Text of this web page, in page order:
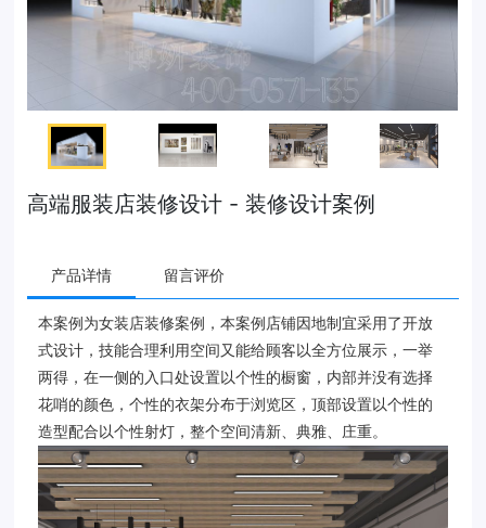
高端服装店装修设计 - 装修设计案例
产品详情 留言评价
本案例为女装店装修案例，本案例店铺因地制宜采用了开放
式设计，技能合理利用空间又能给顾客以全方位展示，一举
两得，在一侧的入口处设置以个性的橱窗，内部并没有选择
花哨的颜色，个性的衣架分布于浏览区，顶部设置以个性的
造型配合以个性射灯，整个空间清新、典雅、庄重。